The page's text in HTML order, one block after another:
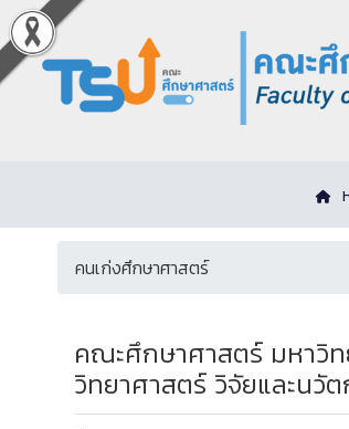
คนเก่งศึกษาศาสตร์
คณะศึกษาศาสตร์ มหาวิ
วิทยาศาสตร์ วิจัยและนวั